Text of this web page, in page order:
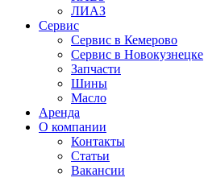
ЛИАЗ
Сервис
Сервис в Кемерово
Сервис в Новокузнецке
Запчасти
Шины
Масло
Аренда
О компании
Контакты
Статьи
Вакансии